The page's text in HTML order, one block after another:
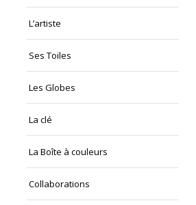
L’artiste
Ses Toiles
Les Globes
La clé
La Boîte à couleurs
Collaborations